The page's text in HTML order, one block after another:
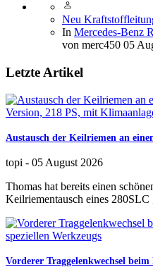
Neu
In Mercedes-Benz
von merc450 05
Letzte Artikel
Austausch der Keilriemen an
topi - 05 August 2026
Thomas hat bereits einen
Keilriementausch eines 280SLC
Vorderer Traggelenkwechsel